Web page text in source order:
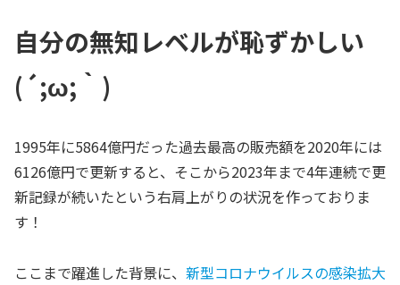
自分の無知レベルが恥ずかしい
(´;ω;｀)
1995年に5864億円だった過去最高の販売額を2020年には
6126億円で更新すると、そこから2023年まで4年連続で更
新記録が続いたという右肩上がりの状況を作っておりま
す！
ここまで躍進した背景に、 新型コロナウイルスの感染拡大